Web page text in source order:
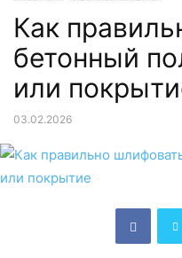
Как
бетонный
или
03.02.2026